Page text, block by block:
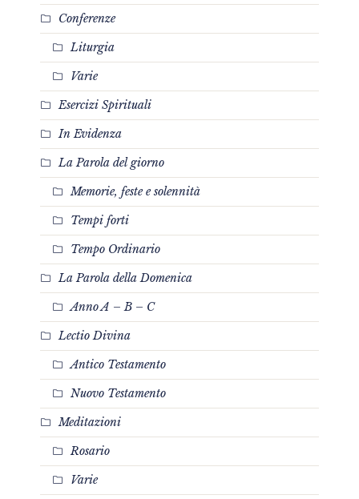
Conferenze
Liturgia
Varie
Esercizi Spirituali
In Evidenza
La Parola del giorno
Memorie, feste e solennità
Tempi forti
Tempo Ordinario
La Parola della Domenica
Anno A – B – C
Lectio Divina
Antico Testamento
Nuovo Testamento
Meditazioni
Rosario
Varie